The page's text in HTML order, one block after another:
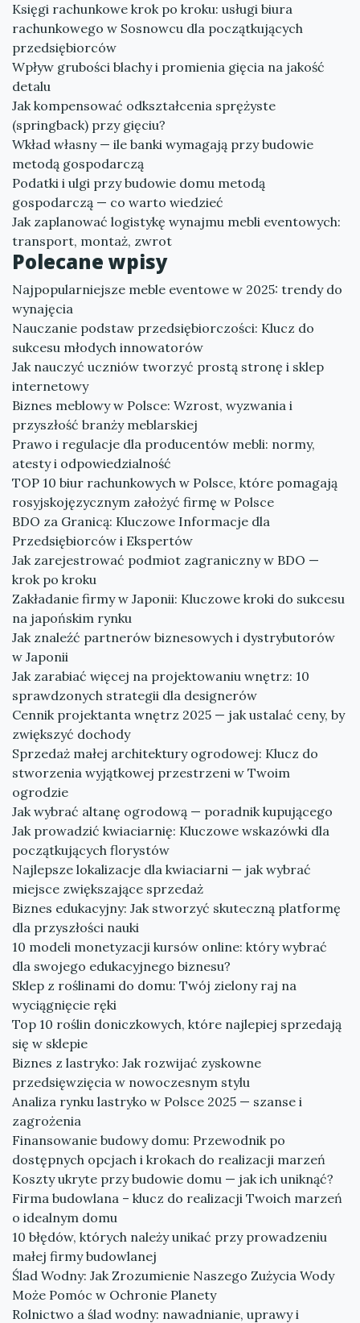
Księgi rachunkowe krok po kroku: usługi biura
rachunkowego w Sosnowcu dla początkujących
przedsiębiorców
Wpływ grubości blachy i promienia gięcia na jakość
detalu
Jak kompensować odkształcenia sprężyste
(springback) przy gięciu?
Wkład własny — ile banki wymagają przy budowie
metodą gospodarczą
Podatki i ulgi przy budowie domu metodą
gospodarczą — co warto wiedzieć
Jak zaplanować logistykę wynajmu mebli eventowych:
transport, montaż, zwrot
Polecane wpisy
Najpopularniejsze meble eventowe w 2025: trendy do
wynajęcia
Nauczanie podstaw przedsiębiorczości: Klucz do
sukcesu młodych innowatorów
Jak nauczyć uczniów tworzyć prostą stronę i sklep
internetowy
Biznes meblowy w Polsce: Wzrost, wyzwania i
przyszłość branży meblarskiej
Prawo i regulacje dla producentów mebli: normy,
atesty i odpowiedzialność
TOP 10 biur rachunkowych w Polsce, które pomagają
rosyjskojęzycznym założyć firmę w Polsce
BDO za Granicą: Kluczowe Informacje dla
Przedsiębiorców i Ekspertów
Jak zarejestrować podmiot zagraniczny w BDO —
krok po kroku
Zakładanie firmy w Japonii: Kluczowe kroki do sukcesu
na japońskim rynku
Jak znaleźć partnerów biznesowych i dystrybutorów
w Japonii
Jak zarabiać więcej na projektowaniu wnętrz: 10
sprawdzonych strategii dla designerów
Cennik projektanta wnętrz 2025 — jak ustalać ceny, by
zwiększyć dochody
Sprzedaż małej architektury ogrodowej: Klucz do
stworzenia wyjątkowej przestrzeni w Twoim
ogrodzie
Jak wybrać altanę ogrodową — poradnik kupującego
Jak prowadzić kwiaciarnię: Kluczowe wskazówki dla
początkujących florystów
Najlepsze lokalizacje dla kwiaciarni — jak wybrać
miejsce zwiększające sprzedaż
Biznes edukacyjny: Jak stworzyć skuteczną platformę
dla przyszłości nauki
10 modeli monetyzacji kursów online: który wybrać
dla swojego edukacyjnego biznesu?
Sklep z roślinami do domu: Twój zielony raj na
wyciągnięcie ręki
Top 10 roślin doniczkowych, które najlepiej sprzedają
się w sklepie
Biznes z lastryko: Jak rozwijać zyskowne
przedsięwzięcia w nowoczesnym stylu
Analiza rynku lastryko w Polsce 2025 — szanse i
zagrożenia
Finansowanie budowy domu: Przewodnik po
dostępnych opcjach i krokach do realizacji marzeń
Koszty ukryte przy budowie domu — jak ich uniknąć?
Firma budowlana – klucz do realizacji Twoich marzeń
o idealnym domu
10 błędów, których należy unikać przy prowadzeniu
małej firmy budowlanej
Ślad Wodny: Jak Zrozumienie Naszego Zużycia Wody
Może Pomóc w Ochronie Planety
Rolnictwo a ślad wodny: nawadnianie, uprawy i